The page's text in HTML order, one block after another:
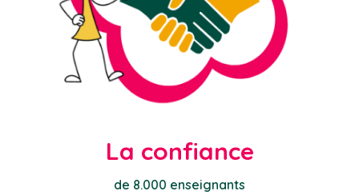
La confiance
de 8.000 enseignants